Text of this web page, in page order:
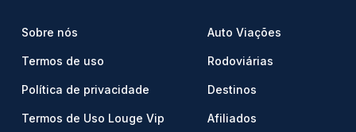
Sobre nós
Termos de uso
Política de privacidade
Termos de Uso Louge Vip
Auto Viações
Rodoviárias
Destinos
Afiliados